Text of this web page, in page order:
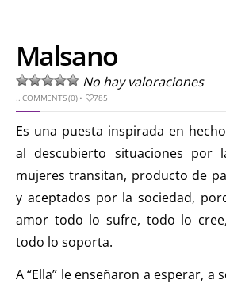
Malsano
No hay valoraciones
..COMMENTS (0)• 785
Es una puesta inspirada en
al descubierto situaciones por
mujeres transitan, producto de
y aceptados por la sociedad,
amor todo lo sufre, todo lo
todo lo soporta.
A “Ella” le enseñaron a esperar, a